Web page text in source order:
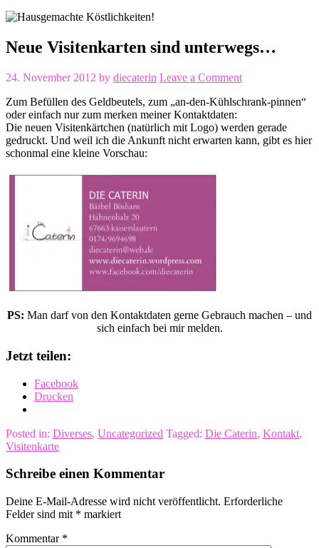
Neue Visitenkarten sind unterwegs…
24. November 2012 by diecaterin Leave a Comment
Zum Befüllen des Geldbeutels, zum „an-den-Kühlschrank-pinnen“
oder einfach nur zum merken meiner Kontaktdaten:
Die neuen Visitenkärtchen (natürlich mit Logo) werden gerade
gedruckt. Und weil ich die Ankunft nicht erwarten kann, gibt es hier
schonmal eine kleine Vorschau:
PS: Man darf von den Kontaktdaten gerne Gebrauch machen – und
sich einfach bei mir melden.
Jetzt teilen:
Facebook
Drucken
Posted in: Diverses, Uncategorized Tagged: Die Caterin, Kontakt,
Visitenkarte
Schreibe einen Kommentar
Deine E-Mail-Adresse wird nicht veröffentlicht. Erforderliche
Felder sind mit * markiert
Kommentar *